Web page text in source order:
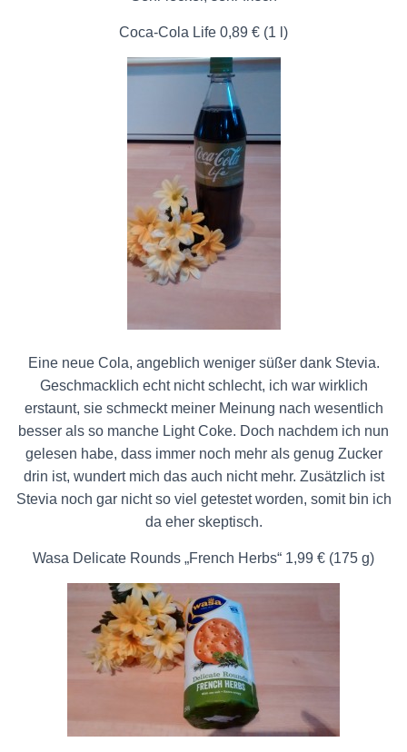
Coca-Cola Life 0,89 € (1 l)
Eine neue Cola, angeblich weniger süßer dank Stevia.
Geschmacklich echt nicht schlecht, ich war wirklich
erstaunt, sie schmeckt meiner Meinung nach wesentlich
besser als so manche Light Coke. Doch nachdem ich nun
gelesen habe, dass immer noch mehr als genug Zucker
drin ist, wundert mich das auch nicht mehr. Zusätzlich ist
Stevia noch gar nicht so viel getestet worden, somit bin ich
da eher skeptisch.
Wasa Delicate Rounds „French Herbs“ 1,99 € (175 g)